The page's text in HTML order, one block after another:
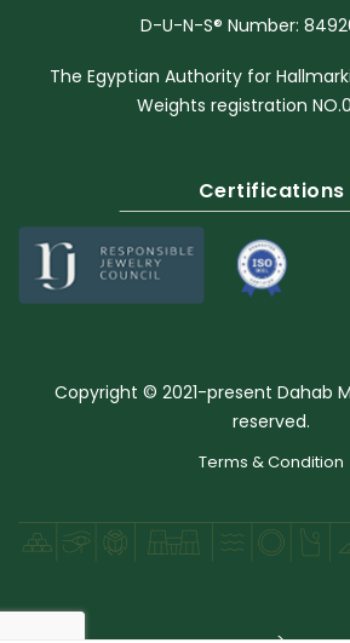
D-U-N-S® Number:
The Egyptian Authority for
Weights registration
Certifications
Copyright © 2021-present Dahab
reserved.
Terms & Condition